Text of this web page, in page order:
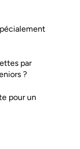
par
?
pour un